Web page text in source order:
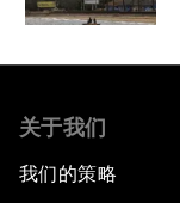
关于我们
我们的策略